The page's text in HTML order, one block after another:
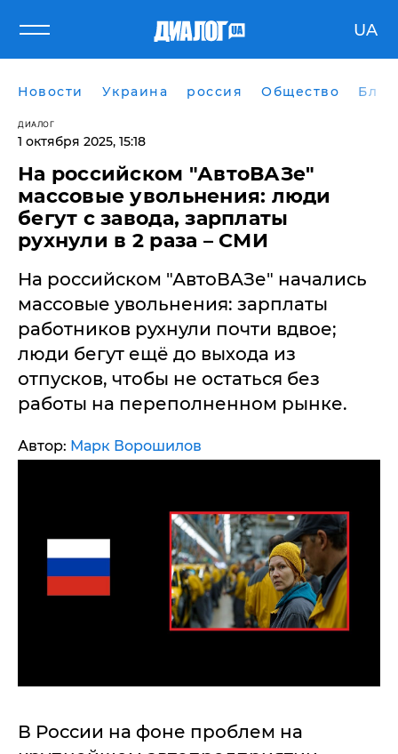
UA
Новости Украина россия Общество
ДИАЛОГ
1 октября 2025, 15:18
На российском "АвтоВАЗе"
массовые увольнения: люди
бегут с завода, зарплаты
рухнули в 2 раза – СМИ
На российском "АвтоВАЗе" начались
массовые увольнения: зарплаты
работников рухнули почти вдвое;
люди бегут ещё до выхода из
отпусков, чтобы не остаться без
работы на переполненном рынке.
Автор: Марк Ворошилов
В России на фоне проблем на